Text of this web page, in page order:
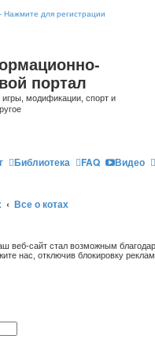
для регистрации
портал
игры, модификации, спорт и
Библиотека FAQ
Видео
Все о котах
веб-сайт стал возможным
нас, отключив блокировку